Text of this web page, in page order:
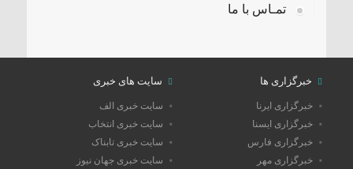
تمـاس با ما
خبرگزاری ها
خبرگزاری ایرنا
خبرگزاری ایسنا
خبرگزاری فارس
خبرگزاری مهر
سایت های خبری
سایت خبری الف
سایت خبری انتخاب
سایت خبری تابناک
سایت خبری جهان نیوز